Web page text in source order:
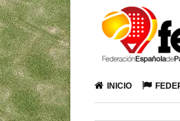
INICIO